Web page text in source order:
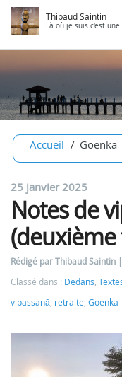
Thibaud Saintin
Là où je suis c'est
Accueil Goenka
25 janvier 2025
Notes de
(deuxième
Rédigé par Thibaud Saintin
Classé dans : Dedans,
vipassanā, retraite, Goenka